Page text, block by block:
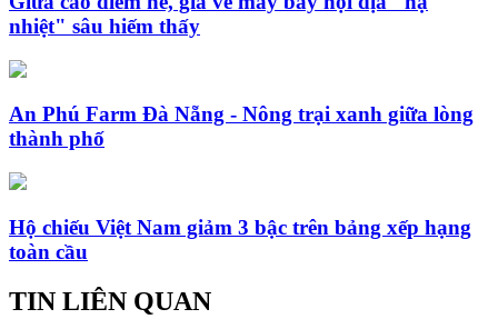
nhiệt" sâu hiếm thấy
An Phú Farm Đà Nẵng - Nông trại xanh giữa lòng
thành phố
Hộ chiếu Việt Nam giảm 3 bậc trên bảng xếp hạng
toàn cầu
TIN LIÊN QUAN